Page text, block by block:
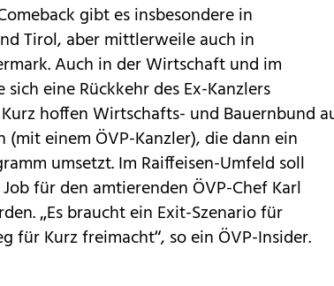
gibt es insbesondere in
Tirol, aber mittlerweile auch in
Auch in der Wirtschaft und im
eine Rückkehr des Ex-Kanzlers
hoffen Wirtschafts- und Bauernbund
einem ÖVP-Kanzler), die dann ein
umsetzt. Im Raiffeisen-Umfeld soll
für den amtierenden ÖVP-Chef Karl
„Es braucht ein Exit-Szenario für
für Kurz freimacht“, so ein ÖVP-Insider.